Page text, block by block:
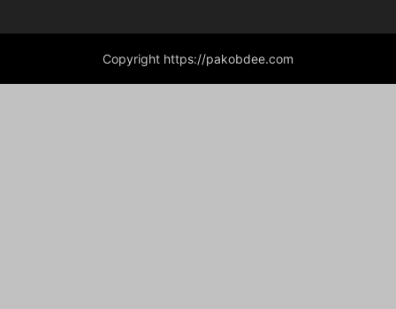
Copyright https://pakobdee.com